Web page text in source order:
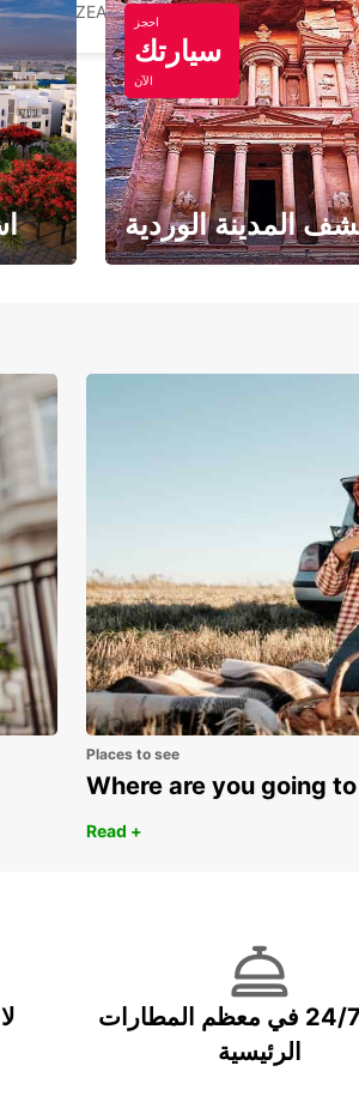
- NEW ZEALANDاحجز
سيارتك
الآن
المدينة الوردية
Places to see
Where are you going
Read +
خدمة 24/7 في معظم المطارات
الرئيسية